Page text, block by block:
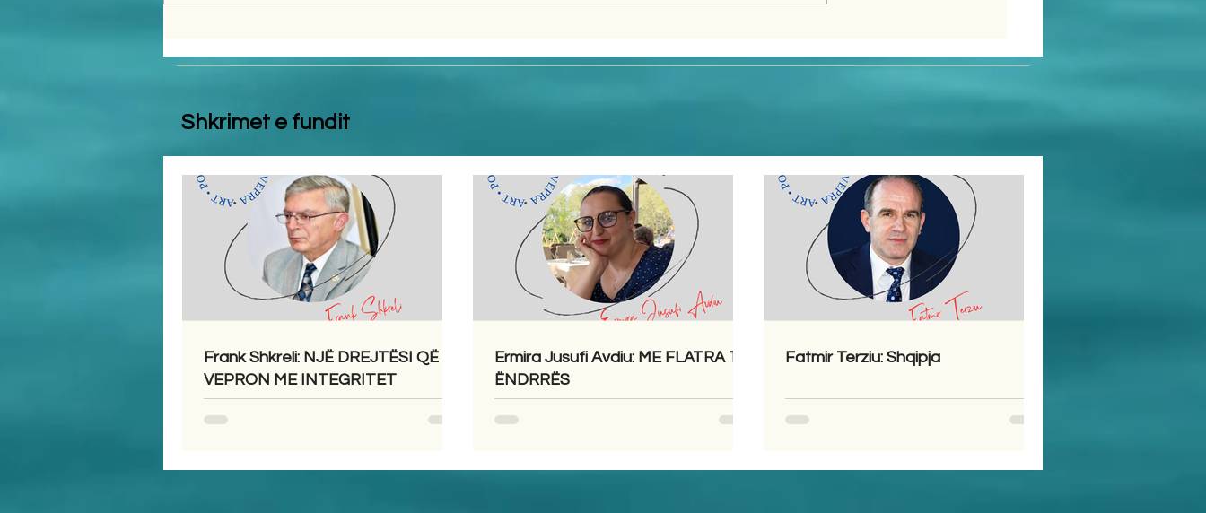
Shkrimet e fundit
Frank Shkreli: NJË DREJTËSI QË
VEPRON ME INTEGRITET
Ermira Jusufi Avdiu: ME FLATRA TË
ËNDRRËS
Fatmir Terziu: Shqipja